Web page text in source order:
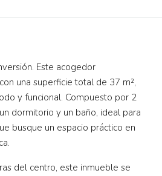
Este acogedor
una superficie total de 37 m²,
y funcional. Compuesto por 2
dormitorio y un baño, ideal para
busque un espacio práctico en
del centro, este inmueble se